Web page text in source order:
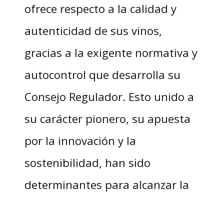
ofrece respecto a la calidad y
autenticidad de sus vinos,
gracias a la exigente normativa y
autocontrol que desarrolla su
Consejo Regulador. Esto unido a
su carácter pionero, su apuesta
por la innovación y la
sostenibilidad, han sido
determinantes para alcanzar la